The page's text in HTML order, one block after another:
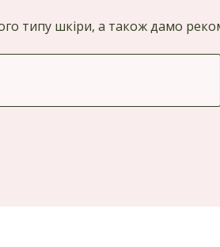
типу шкіри, а також дамо